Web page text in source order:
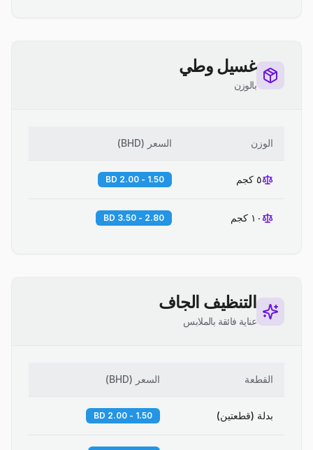
غسيل وطي
بالوزن
الوزن السعر (
BHD
)
٥ كجم 1.50 - 2.00 BD
١٠ كجم 2.80 - 3.50 BD
التنظيف الجاف
عناية فائقة بالملابس
القطعة السعر (
BHD
)
بدلة (قطعتين) 1.50 - 2.00 BD